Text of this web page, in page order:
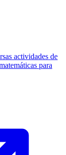
actividades de
para